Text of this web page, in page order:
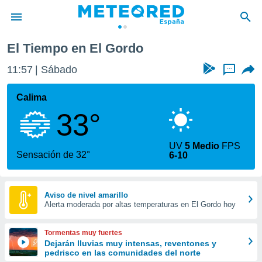
de
por
que se
calidad.
a este
las
y
forma
digital
basada
El Tiempo en El Gordo
11:57 Sábado ...
Calima
33°
Sensación de 32°
UV5 Medio FPS
6-10
Aviso de nivel amarillo
Alerta moderada por altas temperaturas en El Gordo hoy
Tormentas muy fuertes
Dejarán lluvias muy intensas, reventones y
pedrisco en las comunidades del norte